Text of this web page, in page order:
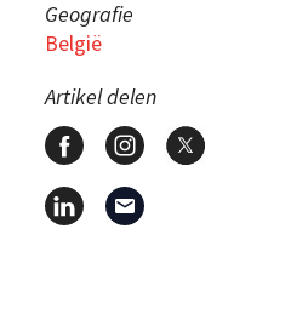
Geografie
België
Artikel delen